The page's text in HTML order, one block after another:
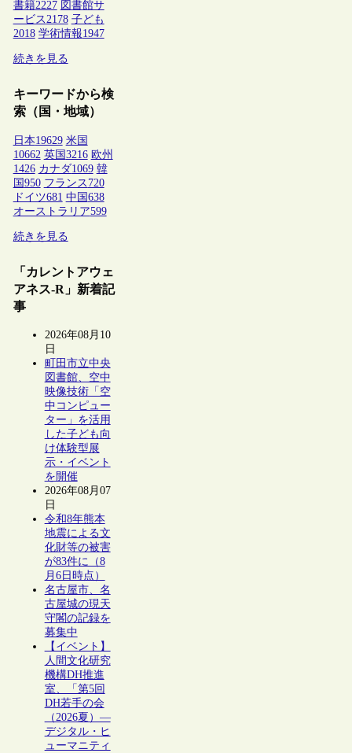
書籍2227 図書館サ
ービス2178 子ども
2018 学術情報1947
続きを見る
キーワードから検
索（国・地域）
日本19629 米国
10662 英国3216 欧州
1426 カナダ1069 韓
国950 フランス 720
ドイツ681 中国638
オーストラリア599
続きを見る
「カレントアウェ
アネス-R」新着記
事
2026年08月10
日
町田市立中央
図書館、空中
映像技術「空
中コンピュー
ター」を活用
した子ども向
け体験型展
示・イベント
を開催
2026年08月07
日
令和8年熊本
地震による文
化財等の被害
が83件に（8
月6日時点）
名古屋市、名
古屋城の現天
守閣の記録を
募集中
【イベント】
人間文化研究
機構DH推進
室、「第5回
DH若手の会
（2026夏）―
デジタル・ヒ
ューマニティ